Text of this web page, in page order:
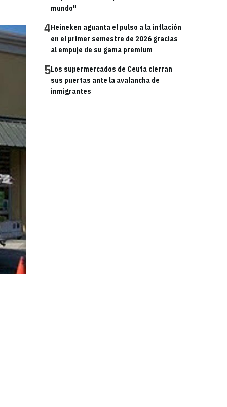
mundo"
4Heineken aguanta el pulso a la inflación
en el primer semestre de 2026 gracias
al empuje de su gama premium
5Los supermercados de Ceuta cierran
sus puertas ante la avalancha de
inmigrantes